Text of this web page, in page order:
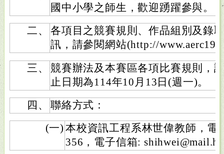
國中小學之師生，歡迎踴躍參與。
二、
各項目之競賽規則、作品組別及錄
訊，請參閱網站(http://
三、
競賽辦法及本賽區各項比賽規則，
止日期為114年10月13日(週一)。
四、
聯絡方式：
(一) 本校資訊工程系林世偉教師，電
356，電子信箱: